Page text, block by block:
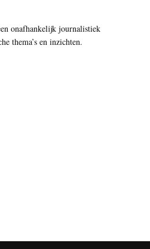
onafhankelijk journalistiek
thema’s en inzichten.